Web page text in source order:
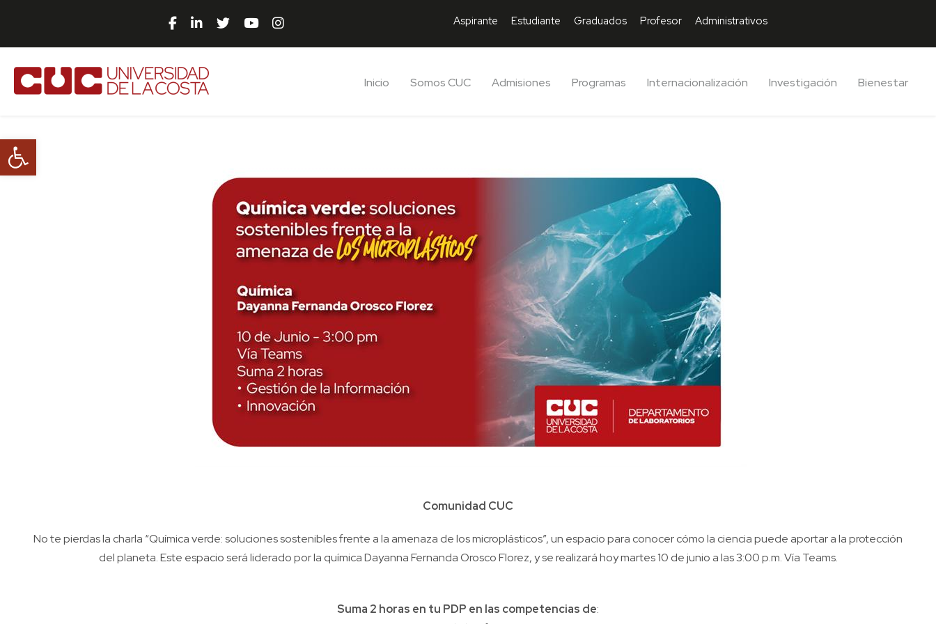
Abrir barra de herramientas
Aspirante Estudiante Graduados Profesor Administrativos
Inicio Somos CUC Admisiones Programas Internacionalización Investigación Bienestar
Comunidad CUC
No te pierdas la charla “Química verde: soluciones sostenibles frente a la amenaza de los microplásticos”, un espacio para conocer cómo la ciencia puede aportar a la protección
del planeta. Este espacio será liderado por la química Dayanna Fernanda Orosco Florez, y se realizará hoy martes 10 de junio a las 3:00 p.m.Vía Teams.
Suma 2 horas en tu PDP en las competencias de: